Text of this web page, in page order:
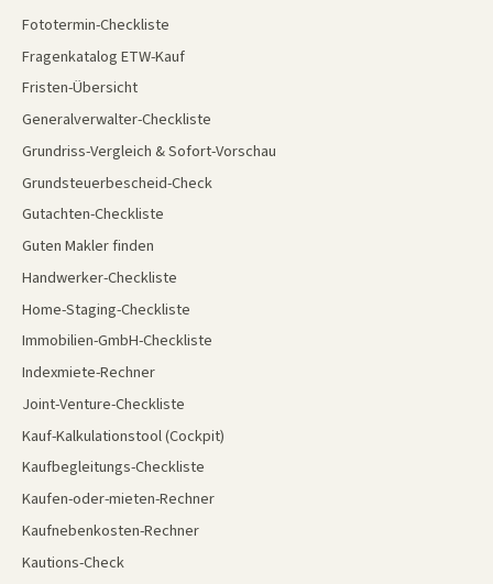
Fototermin-Checkliste
Fragenkatalog ETW-Kauf
Fristen-Übersicht
Generalverwalter-Checkliste
Grundriss-Vergleich & Sofort-Vorschau
Grundsteuerbescheid-Check
Gutachten-Checkliste
Guten Makler finden
Handwerker-Checkliste
Home-Staging-Checkliste
Immobilien-GmbH-Checkliste
Indexmiete-Rechner
Joint-Venture-Checkliste
Kauf-Kalkulationstool (Cockpit)
Kaufbegleitungs-Checkliste
Kaufen-oder-mieten-Rechner
Kaufnebenkosten-Rechner
Kautions-Check